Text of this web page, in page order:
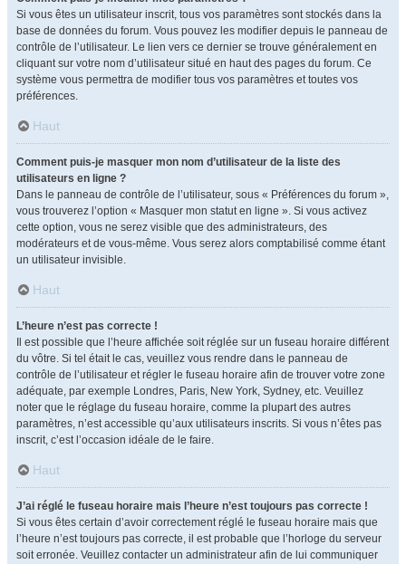
Si vous êtes un utilisateur inscrit, tous vos paramètres sont stockés dans la
base de données du forum. Vous pouvez les modifier depuis le panneau de
contrôle de l’utilisateur. Le lien vers ce dernier se trouve généralement en
cliquant sur votre nom d’utilisateur situé en haut des pages du forum. Ce
système vous permettra de modifier tous vos paramètres et toutes vos
préférences.
Haut
Comment puis-je masquer mon nom d’utilisateur de la liste des
utilisateurs en ligne ?
Dans le panneau de contrôle de l’utilisateur, sous « Préférences du forum »,
vous trouverez l’option « Masquer mon statut en ligne ». Si vous activez
cette option, vous ne serez visible que des administrateurs, des
modérateurs et de vous-même. Vous serez alors comptabilisé comme étant
un utilisateur invisible.
Haut
L’heure n’est pas correcte !
Il est possible que l’heure affichée soit réglée sur un fuseau horaire différent
du vôtre. Si tel était le cas, veuillez vous rendre dans le panneau de
contrôle de l’utilisateur et régler le fuseau horaire afin de trouver votre zone
adéquate, par exemple Londres, Paris, New York, Sydney, etc. Veuillez
noter que le réglage du fuseau horaire, comme la plupart des autres
paramètres, n’est accessible qu’aux utilisateurs inscrits. Si vous n’êtes pas
inscrit, c’est l’occasion idéale de le faire.
Haut
J’ai réglé le fuseau horaire mais l’heure n’est toujours pas correcte !
Si vous êtes certain d’avoir correctement réglé le fuseau horaire mais que
l’heure n’est toujours pas correcte, il est probable que l’horloge du serveur
soit erronée. Veuillez contacter un administrateur afin de lui communiquer